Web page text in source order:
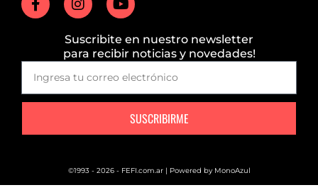
Suscribite en nuestro newsletter
para recibir noticias y novedades!
SUSCRIBIRME
©1993 - 2026 - FEFI.com.ar | Powered by MonoAzul